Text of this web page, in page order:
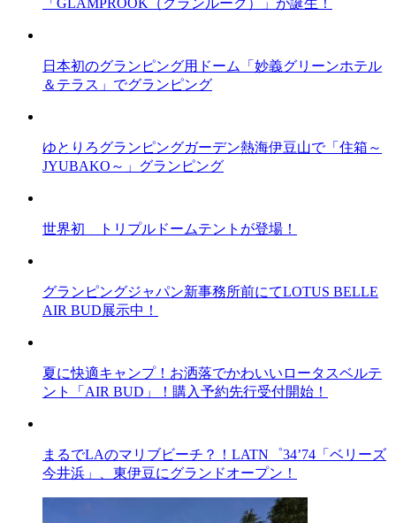
「GLAMPROOK（グランルーク）」が誕生！
日本初のグランピング用ドーム「妙義グリーンホテル
＆テラス」でグランピング
ゆとりろグランピングガーデン熱海伊豆山で「住箱～
JYUBAKO～」グランピング
世界初 トリプルドームテントが登場！
グランピングジャパン新事務所前にてLOTUS BELLE
AIR BUD展示中！
夏に快適キャンプ！お洒落でかわいいロータスベルテ
ント「AIR BUD」！購入予約先行受付開始！
まるでLAのマリブビーチ？！LATN゜34’74「ベリーズ
今井浜」、東伊豆にグランドオープン！